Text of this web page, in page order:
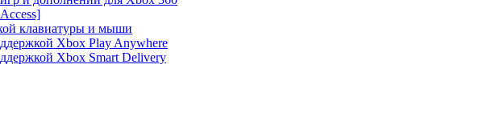
клавиатуры и мыши
Xbox Play Anywhere
Xbox Smart Delivery